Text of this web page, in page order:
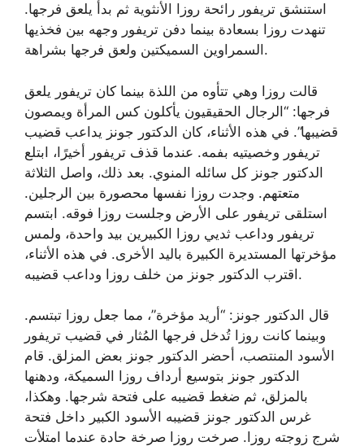
استنشق تريفور رائحة روزا الأنثوية ثم بدأ يلعق فرجها.
تنهدت روزا بسعادة بينما دفن تريفور وجهه بين فخذيها
السمراوين السميكتين ولعق فرجها بشراهة.
قالت روزا وهي تتأوه من اللذة بينما كان تريفور يلعق
فرجها: “الرجال الحقيقيون يأكلون كس المرأة ويمصون
قضيبها”. في هذه الأثناء، كان الدكتور جونز يداعب قضيب
تريفور وخصيتيه بفمه. عندما قذف تريفور أخيرًا، ابتلع
الدكتور جونز كل سائله المنوي. بعد ذلك، واصل الثلاثة
متعتهم. وجدت روزا نفسها محصورة بين الرجلين.
استلقى تريفور على الأرض وجلست روزا فوقه. ابتسم
تريفور وداعب ثديي روزا الكبيرين بيد واحدة، ولمس
مؤخرتها المستديرة الكبيرة باليد الأخرى. في هذه الأثناء،
اقترب الدكتور جونز من خلف روزا وداعب قضيبه.
قال الدكتور جونز: “أريد مؤخرة”، مما جعل روزا تبتسم.
وبينما كانت روزا تُدخل فرجها المُثار في قضيب تريفور
الأسود المنتصب، أحضر الدكتور جونز بعض المزلق. قام
الدكتور جونز بتوسيع أرداف روزا السميكة، ودهنها
بالمزلق، ثم ضغط قضيبه على فتحة شرجها. وهكذا،
غرس الدكتور جونز قضيبه الأسود الكبير داخل فتحة
شرج زوجته روزا. صرخت روزا صرخة حادة عندما امتلأت